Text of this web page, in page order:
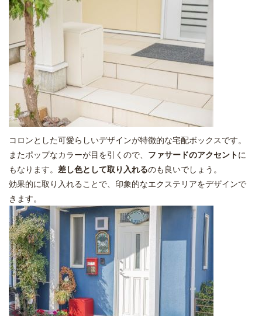
コロンとした可愛らしいデザインが特徴的な宅配ボックスです。
またポップなカラーが目を引くので、 ファサードのアクセントに
もなります。 差し色として取り入れるのも良いでしょう。
効果的に取り入れることで、印象的なエクステリアをデザインで
きます。